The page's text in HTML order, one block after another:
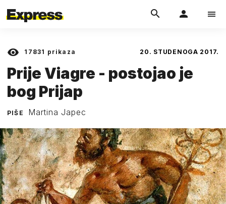
17831 prikaza 20. STUDENOGA 2017.
Prije Viagre - postojao je
bog Prijap
PIŠE Martina Japec